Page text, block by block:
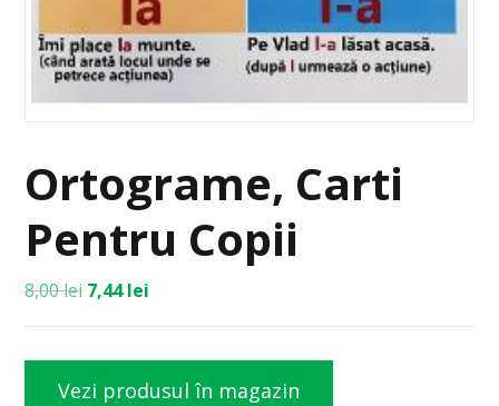
Ortograme, Carti
Pentru Copii
8,00lei 7,44lei
Vezi produsul în magazin